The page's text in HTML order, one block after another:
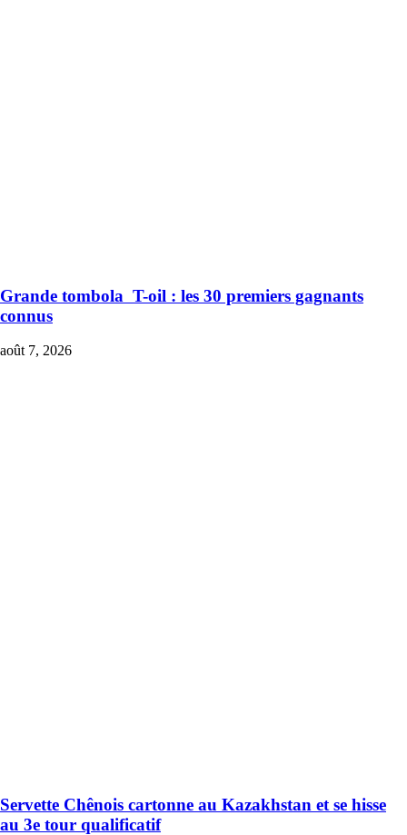
Grande tombola T-oil : les 30 premiers gagnants
connus
août 7, 2026
Servette Chênois cartonne au Kazakhstan et se hisse
au 3e tour qualificatif